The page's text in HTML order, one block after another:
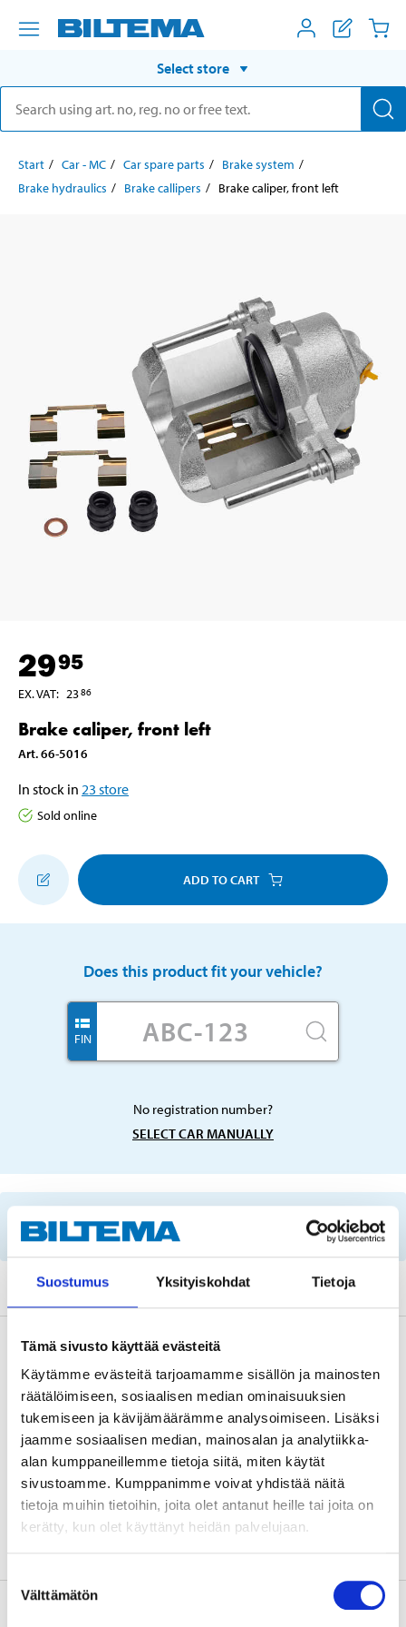
Suostumus Yksityiskohdat Tietoja
Tämä sivusto käyttää evästeitä
Käytämme evästeitä tarjoamamme sisällön ja mainosten
räätälöimiseen, sosiaalisen median ominaisuuksien
tukemiseen ja kävijämäärämme analysoimiseen. Lisäksi
jaamme sosiaalisen median, mainosalan ja analytiikka-
alan kumppaneillemme tietoja siitä, miten käytät
sivustoamme. Kumppanimme voivat yhdistää näitä
tietoja muihin tietoihin, joita olet antanut heille tai joita on
kerätty, kun olet käyttänyt heidän palvelujaan.
Suostumuksen
valinta
Välttämätön
Select store
Start Car - MC Car spare parts
Brake system
Brake hydraulics
Brake callipers Brake caliper, front left
2995
EX. VAT: 2386
Brake caliper, front left
Art.66-5016
In stock in 23 store
Sold online
ADD TO CART
Does this product fit your vehicle?
FIN
No registration number?
SELECT CAR MANUALLY
Important information when searching for spare
parts by reg. number and service recommendations.
Description
Technical specifications
Bore size
57 mm
Thickness
26 mm (brake disc)